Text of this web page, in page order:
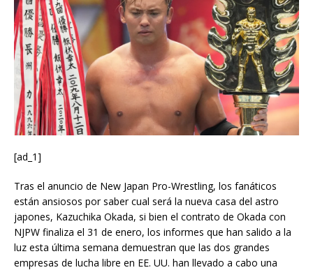
[ad_1]
Tras el anuncio de New Japan Pro-Wrestling, los fanáticos
están ansiosos por saber cual será la nueva casa del astro
japones, Kazuchika Okada, si bien el contrato de Okada con
NJPW finaliza el 31 de enero, los informes que han salido a la
luz esta última semana demuestran que las dos grandes
empresas de lucha libre en EE. UU. han llevado a cabo una